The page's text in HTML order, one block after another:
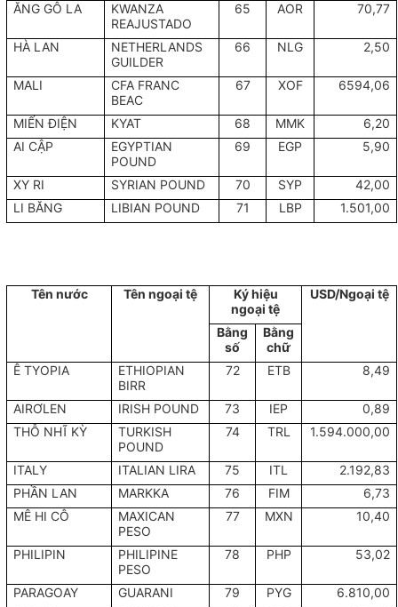
ĂNG GÔ LA
KWANZA
REAJUSTADO
65 AOR 70,77
HÀ LAN
NETHERLANDS
GUILDER
66 NLG 2,50
MALI
CFA FRANC
BEAC
67 XOF 6594,06
MIẾN ĐIỆN KYAT 68 MMK
6,20
AI CẬP
EGYPTIAN
POUND
69 EGP 5,90
XY RI SYRIAN POUND 70 SYP
42,00
LI BĂNG
LIBIAN POUND 71 LBP 1.501,00
Tên nước Tên ngoại tệ
Ký hiệu
ngoại tệ
USD/Ngoại tệ
Bằng
số
Bằng
chữ
Ê TYOPIA
ETHIOPIAN
BIRR
72 ETB 8,49
AIRƠLEN IRISH POUND 73 IEP
0,89
THỖ NHĨ KỲ
TURKISH
POUND
74 TRL 1.594.000,00
ITALY ITALIAN LIRA 75 ITL
2.192,83
PHẦN LAN
MARKKA 76 FIM
6,73
MÊ HI CÔ
MAXICAN
PESO
77 MXN 10,40
PHILIPIN
PHILIPINE
PESO
78 PHP 53,02
PARAGOAY GUARANI 79 PYG
6.810,00